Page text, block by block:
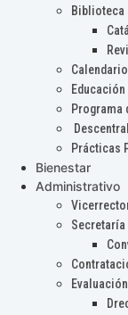
Biblioteca
Educación
Programa
Prácticas
Bienestar
Administrativo
Secretaría